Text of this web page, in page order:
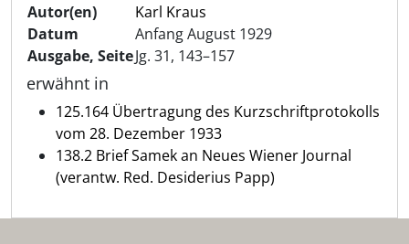
Autor(en)
Karl Kraus
Datum
Anfang August 1929
Ausgabe, SeiteJg. 31, 143–157
erwähnt in
125.164 Übertragung des Kurzschriftprotokolls
vom 28. Dezember 1933
138.2 Brief Samek an Neues Wiener Journal
(verantw. Red. Desiderius Papp)